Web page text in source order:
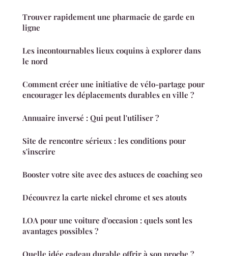
Trouver rapidement une pharmacie de garde en
ligne
Les incontournables lieux coquins à explorer dans
le nord
Comment créer une initiative de vélo-partage pour
encourager les déplacements durables en ville ?
Annuaire inversé : Qui peut l'utiliser ?
Site de rencontre sérieux : les conditions pour
s'inscrire
Booster votre site avec des astuces de coaching seo
Découvrez la carte nickel chrome et ses atouts
LOA pour une voiture d'occasion : quels sont les
avantages possibles ?